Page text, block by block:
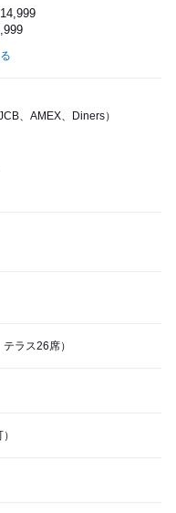
、AMEX、Diners）
ラス26席）